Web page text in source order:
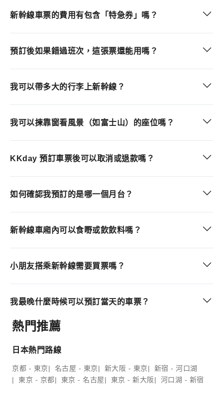
新幹線車票的費用有包含「特急券」嗎？
預訂後如果錯過班次，這張票還能用嗎？
我可以帶多大的行李上新幹線？
我可以揀靠窗看風景（如富士山）的座位嗎？
KKday 預訂車票後可以取消或退款嗎？
如何確認我預訂的是哪一個月台？
新幹線車廂內可以食嘢或飲飲料嗎？
小朋友搭乘新幹線需要買票嗎？
我最晚什麼時候可以預訂當天的車票？
熱門推薦
日本熱門路線
京都 - 東京 名古屋 - 東京 新大阪 - 東京
新宿 - 河口湖
東京 - 京都
東京 - 名古屋 東京 - 新大阪 河口湖 - 新宿